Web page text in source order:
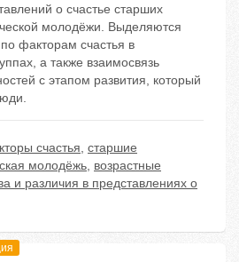
о счастье старших
молодёжи. Выделяются
факторам счастья в
а также взаимосвязь
с этапом развития, который
счастья, старшие
молодёжь, возрастные
и различия в представлениях о